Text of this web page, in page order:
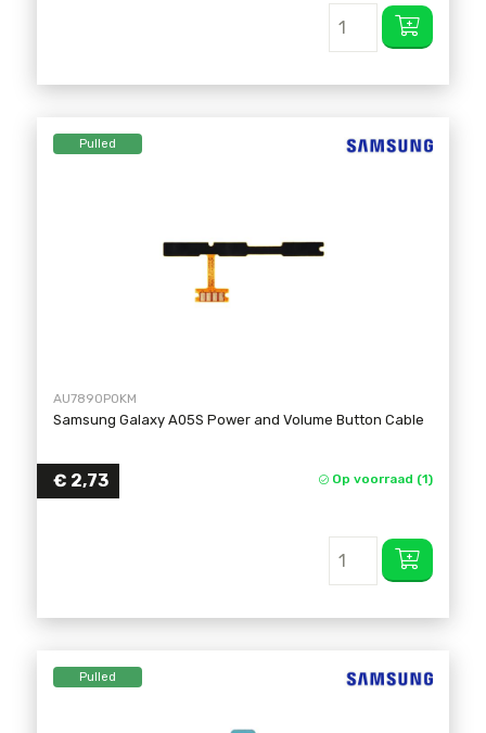
Pulled
AU7890POKM
Samsung Galaxy A05S Power and Volume Button Cable
€ 2,73 Op voorraad (1)
Pulled